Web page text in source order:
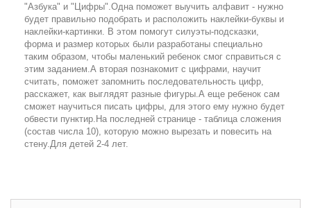
"Азбука" и "Цифры".Одна поможет выучить алфавит - нужно
будет правильно подобрать и расположить наклейки-буквы и
наклейки-картинки. В этом помогут силуэты-подсказки,
форма и размер которых были разработаны специально
таким образом, чтобы маленький ребенок смог справиться с
этим заданием.А вторая познакомит с цифрами, научит
считать, поможет запомнить последовательность цифр,
расскажет, как выглядят разные фигуры.А еще ребенок сам
сможет научиться писать цифры, для этого ему нужно будет
обвести пунктир.На последней странице - таблица сложения
(состав числа 10), которую можно вырезать и повесить на
стену.Для детей 2-4 лет.